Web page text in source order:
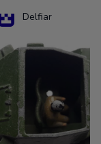
Delfiar